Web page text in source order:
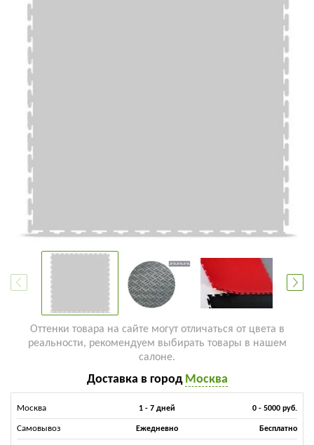
Оттенки товара на сайте могут отличаться от цвета в
реальности, рекомендуем выбирать товары в нашем
салоне.
Доставка в город Москва
Москва 1 - 7 дней 0 - 5000 руб.
Самовывоз Ежедневно Бесплатно